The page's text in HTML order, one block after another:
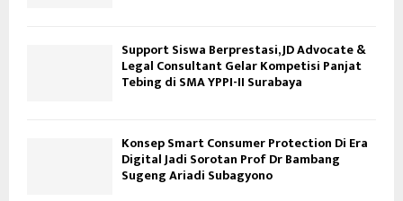
Support Siswa Berprestasi, JD Advocate &
Legal Consultant Gelar Kompetisi Panjat
Tebing di SMA YPPI-II Surabaya
Konsep Smart Consumer Protection Di Era
Digital Jadi Sorotan Prof Dr Bambang
Sugeng Ariadi Subagyono